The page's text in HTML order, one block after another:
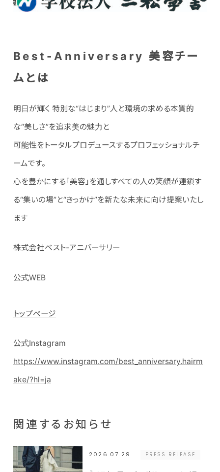
Best-Anniversary 美容チー
ムとは
明日が輝く 特別な“はじまり”人と環境の求める本質的
な“美しさ”を追求美の魅力と
可能性をトータルプロデュースするプロフェッショナルチ
ームです。
心を豊かにする「美容」を通しすべての人の笑顔が連鎖す
る“集いの場”と“きっかけ”を新たな未来に向け提案いたし
ます
株式会社ベスト-アニバーサリー
公式WEB
トップページ
公式Instagram
https://www.instagram.com/best_anniversary.hairm
ake/?hl=ja
関連するお知らせ
2026.07.29 PRESS RELEASE